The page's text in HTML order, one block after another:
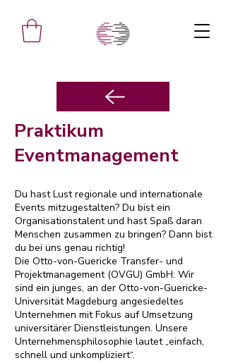
Praktikum
Eventmanagement
Du hast Lust regionale und internationale
Events mitzugestalten? Du bist ein
Organisationstalent und hast Spaß daran
Menschen zusammen zu bringen? Dann bist
du bei uns genau richtig!
Die Otto-von-Guericke Transfer- und
Projektmanagement (OVGU) GmbH: Wir
sind ein junges, an der Otto-von-Guericke-
Universität Magdeburg angesiedeltes
Unternehmen mit Fokus auf Umsetzung
universitärer Dienstleistungen. Unsere
Unternehmensphilosophie lautet „einfach,
schnell und unkompliziert“.